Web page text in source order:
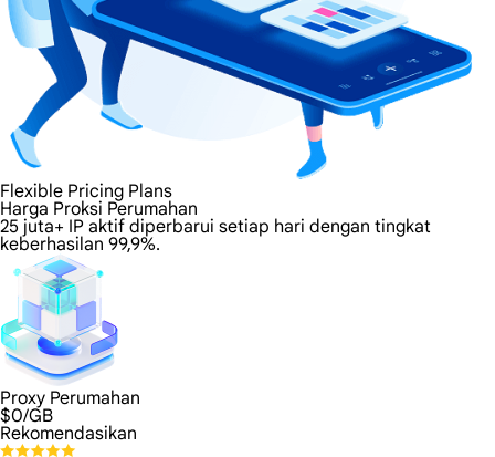
Flexible Pricing Plans
Harga Proksi Perumahan
25 juta+ IP aktif diperbarui setiap hari dengan tingkat
keberhasilan 99,9%.
Proxy Perumahan
$0/GB
Rekomendasikan